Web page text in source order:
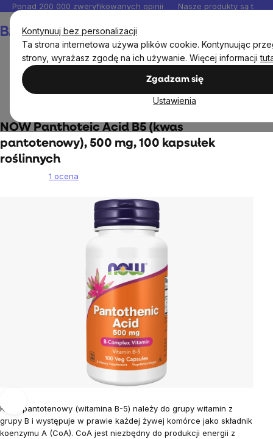
Kontynuuj bez personalizacji
Ta strona internetowa używa plików cookie. Kontynuując
strony, wyrażasz zgodę na ich używanie. Więcej informacji
Zgadzam się
Ustawienia
Przejść
do
treści
Ponad 200 000 zweryfikowanych opinii Nasze produkty są
NOW Panthoteic Acid B5 (kwas
pantotenowy), 500 mg, 100 kapsułek
roślinnych
1 ocena
Kwas pantotenowy (witamina B-5) należy do grupy witamin z
grupy B i występuje w prawie każdej żywej komórce jako składnik
koenzymu A (CoA). CoA jest niezbędny do produkcji energii z